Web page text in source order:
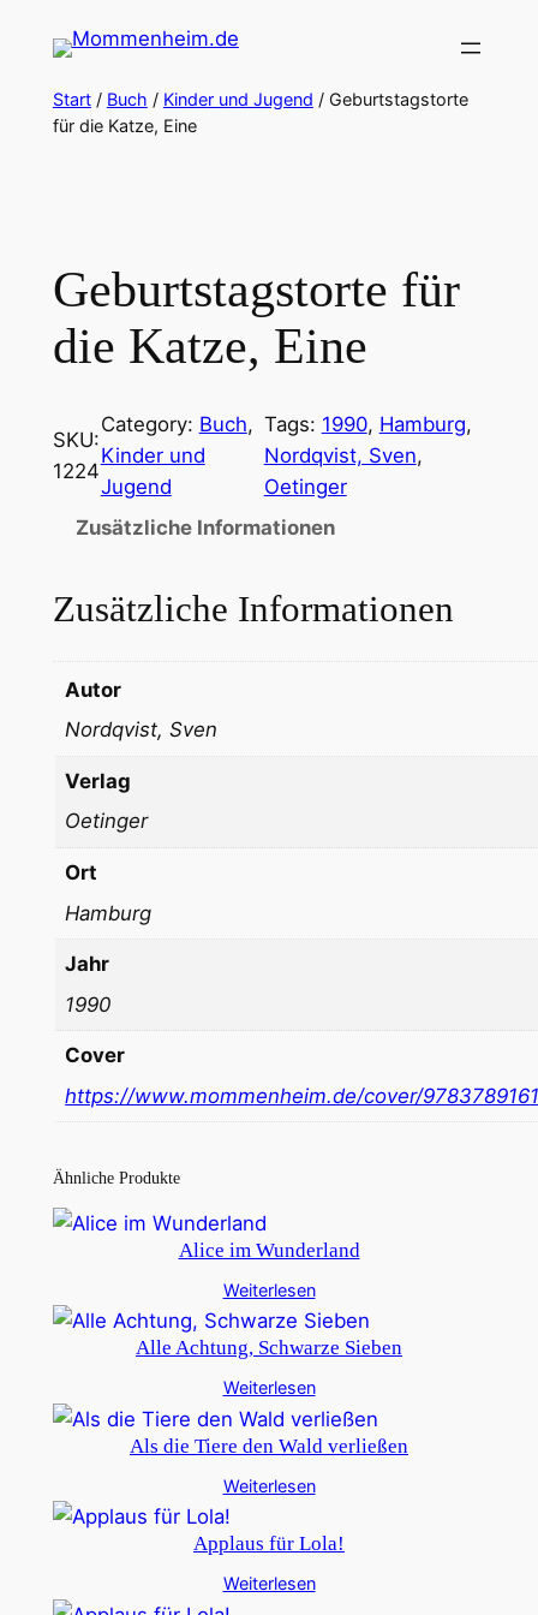
Inhalt
springen
Start/ Buch / Kinder und Jugend / Geburtstagstorte
für die Katze, Eine
Geburtstagstorte für
die Katze, Eine
SKU:
1224
Category: Buch
Kinder und
Jugend
Tags: 1990, Hamburg
Nordqvist, Sven
Oetinger
Zusätzliche Informationen
Zusätzliche Informationen
Autor
Nordqvist, Sven
Verlag
Oetinger
Ort
Hamburg
Jahr
1990
Cover
https://www.mommenheim.de/cover/
Ähnliche Produkte
Alice im Wunderland
Weiterlesen
Alle Achtung, Schwarze Sieben
Weiterlesen
Als die Tiere den Wald verließen
Weiterlesen
Applaus für Lola!
Weiterlesen